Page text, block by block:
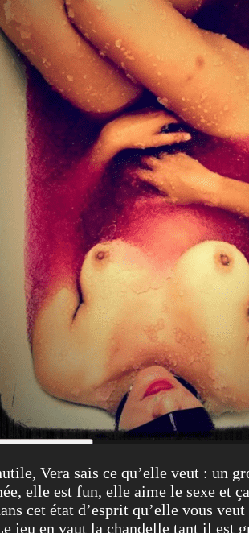
Vera sais ce qu’elle veut : un
elle est fun, elle aime le sexe et
cet état d’esprit qu’elle vous
jeu en vaut la chandelle tant il est